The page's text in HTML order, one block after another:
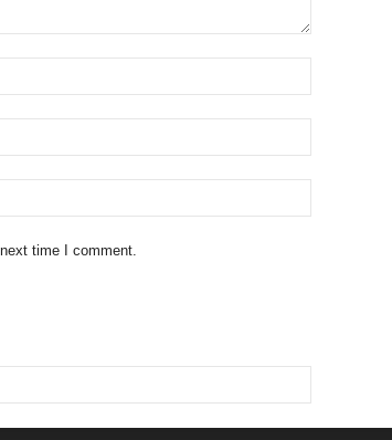
time I comment.